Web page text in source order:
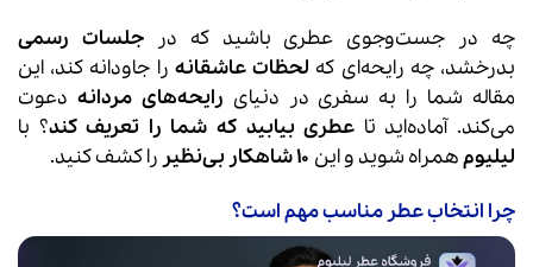
چه در جست‌وجوی عطری باشید که درجلسات رسمی
بدرخشد، چه رایحه‌ای که لحظات عاشقانه را جاودانه کند، این
مقاله شما را به سفری در دنیای رایحه‌های مردانه دعوت
می‌کند. آماده‌اید تا عطری بیابید که شما را تعریف کند؟ با
لیلیومهمراه شوید و این ۱۰ شاهکار بی‌نظیر
را کشف کنید.
چرا انتخاب عطر مناسب مهم است؟